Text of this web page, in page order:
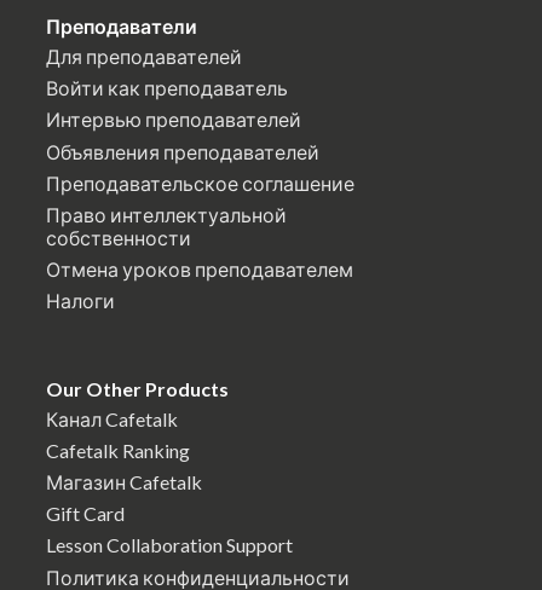
Преподаватели
Для преподавателей
Войти как преподаватель
Интервью преподавателей
Объявления преподавателей
Преподавательское соглашение
Право интеллектуальной
собственности
Отмена уроков преподавателем
Налоги
Our Other Products
Канал Cafetalk
Cafetalk Ranking
Магазин Cafetalk
Gift Card
Lesson Collaboration Support
Политика конфиденциальности